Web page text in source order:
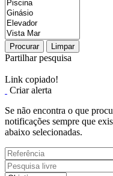
Procurar Limpar
Partilhar pesquisa
Link copiado!
Criar alerta
Se não encontra o que
notificações sempre que
abaixo selecionadas.